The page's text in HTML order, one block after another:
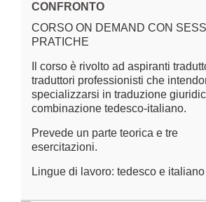
CONFRONTO
CORSO ON DEMAND CON
PRATICHE
Il corso è rivolto ad aspiranti
traduttori professionisti che
specializzarsi in traduzione
combinazione tedesco-italiano.
Prevede un parte teorica e tre
esercitazioni.
Lingue di lavoro: tedesco e italiano